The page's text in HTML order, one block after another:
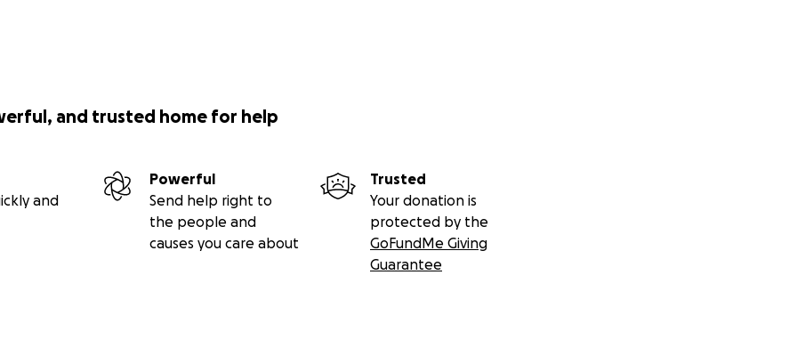
and trusted home for help
and
Powerful
Send help right to
the people and
causes you care about
Trusted
Your donation is
protected by the
GoFundMe Giving
Guarantee